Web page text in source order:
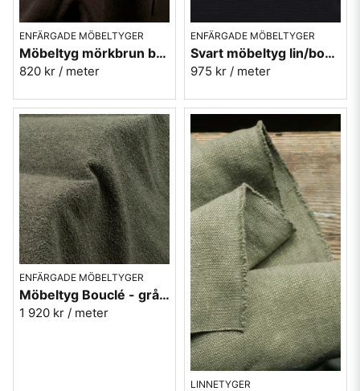
ENFÄRGADE MÖBELTYGER
Möbeltyg mörkbrun bomull-lin Caleido 2884
820 kr / meter
ENFÄRGADE MÖBELTYGER
Svart möbeltyg lin/bomull - Björkö nr.95
975 kr / meter
ENFÄRGADE MÖBELTYGER
Möbeltyg Bouclé - grågrön nr.8
1 920 kr / meter
LINNETYGER